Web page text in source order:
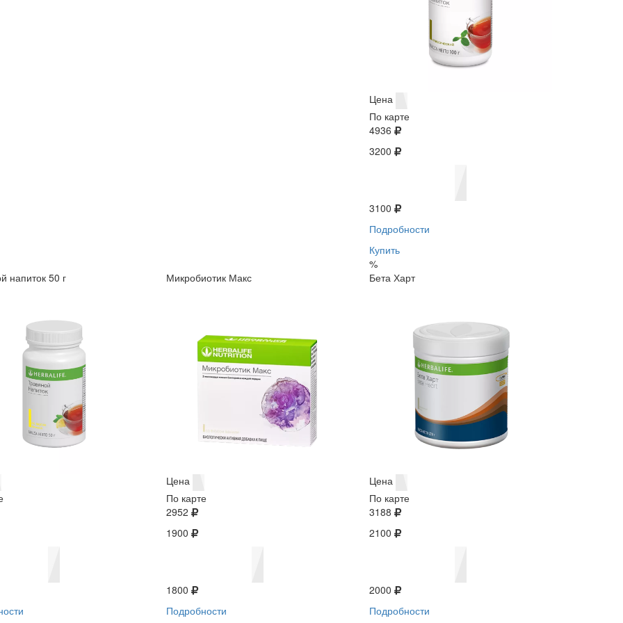
Цена
По карте
4936
3200
3100
Подробности
Купить
%
напиток 50 г
Микробиотик Макс
Цена
По карте
2952
1900
1800
Подробности
Бета Харт
Цена
По карте
3188
2100
2000
Подробности